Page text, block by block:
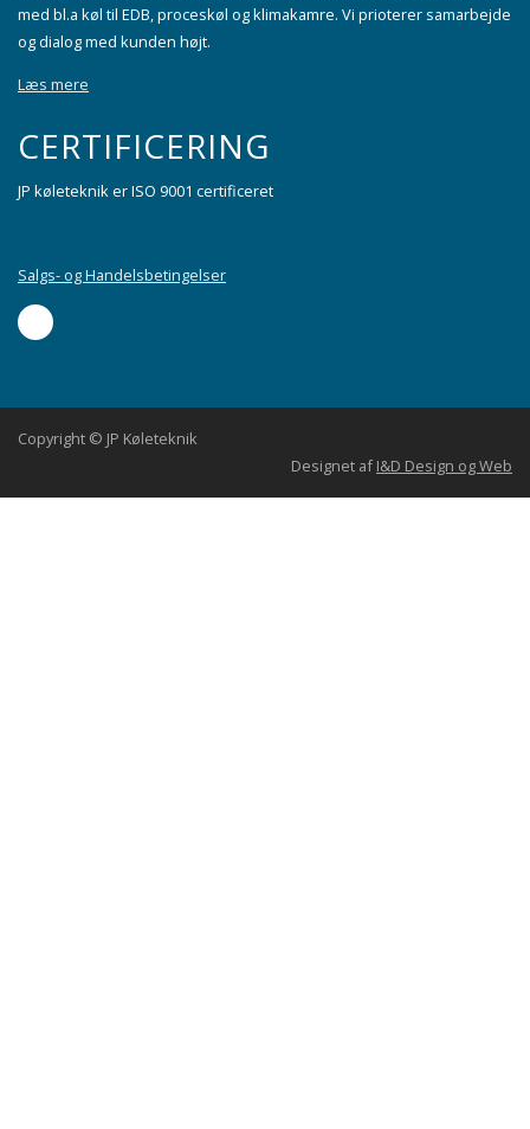
med bl.a køl til EDB, proceskøl og klimakamre. Vi prioterer samarbejde
og dialog med kunden højt.
Læs mere
CERTIFICERING
JP køleteknik er ISO 9001 certificeret
Salgs- og Handelsbetingelser
Copyright © JP Køleteknik
Designet afI&D Design og Web